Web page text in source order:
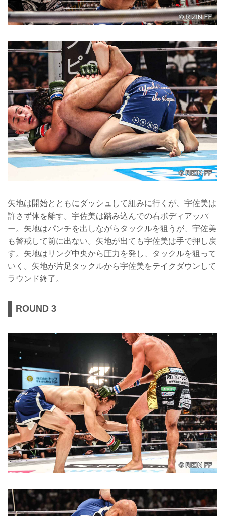
矢地は開始とともにダッシュして組みに行くが、宇佐美は
許さず体を離す。宇佐美は踏み込んでの右ボディアッパ
ー。矢地はパンチを出しながらタックルを狙うが、宇佐美
も警戒して前に出ない。矢地が出ても宇佐美は手で押し戻
す。矢地はリング中央から圧力を発し、タックルを狙って
いく。矢地が片足タックルから宇佐美をテイクダウンして
ラウンド終了。
ROUND 3